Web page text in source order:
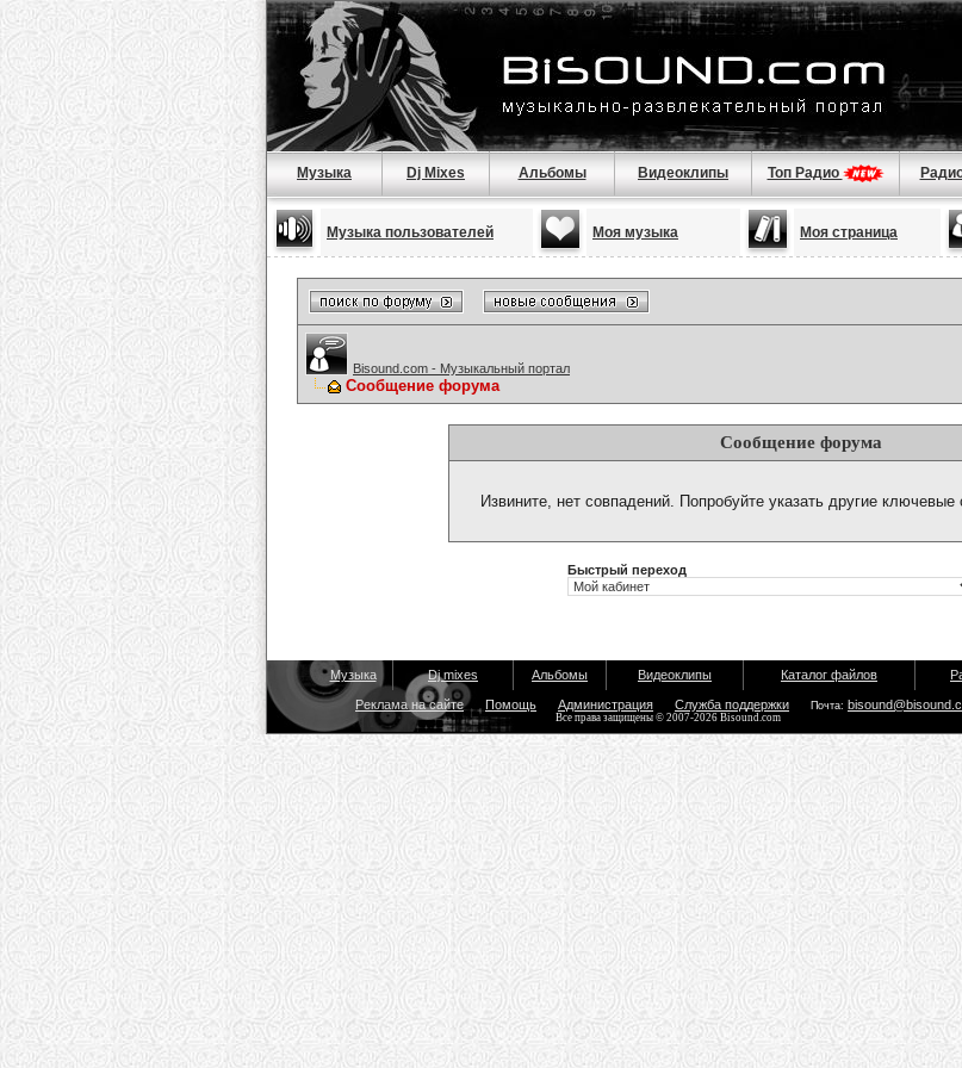
Музыка Dj Mixes Альбомы Видеоклипы Топ Радио
Музыка пользователей Моя музыка Моя страница
Bisound.com - Музыкальный портал
Сообщение форума
Сообщение форума
Извините, нет совпадений. Попробуйте указать другие ключевые
Быстрый переход
Музыка Dj mixes Альбомы Видеоклипы Каталог файлов
Реклама на сайте Помощь Администрация Служба поддержки Почта:
Все права защищены © 2007-2026 Bisound.com